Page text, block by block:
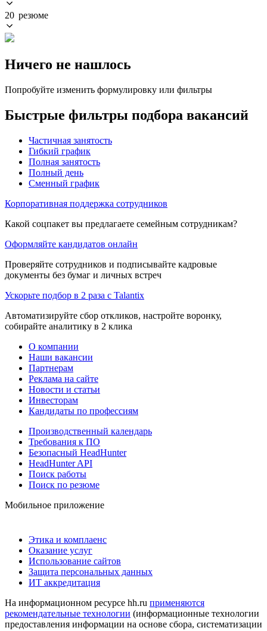
20 резюме
Ничего не нашлось
Попробуйте изменить формулировку или фильтры
Быстрые фильтры подбора вакансий
Частичная занятость
Гибкий график
Полная занятость
Полный день
Сменный график
Корпоративная поддержка сотрудников
Какой соцпакет вы предлагаете семейным сотрудникам?
Оформляйте кандидатов онлайн
Проверяйте сотрудников и подписывайте кадровые
документы без бумаг и личных встреч
Ускорьте подбор в 2 раза с Talantix
Автоматизируйте сбор откликов, настройте воронку,
собирайте аналитику в 2 клика
О компании
Наши вакансии
Партнерам
Реклама на сайте
Новости и статьи
Инвесторам
Кандидаты по профессиям
Производственный календарь
Требования к ПО
Безопасный HeadHunter
HeadHunter API
Поиск работы
Поиск по резюме
Мобильное приложение
Этика и комплаенс
Оказание услуг
Использование сайтов
Защита персональных данных
ИТ аккредитация
На информационном ресурсе hh.ru применяются
рекомендательные технологии (информационные технологии
предоставления информации на основе сбора, систематизации